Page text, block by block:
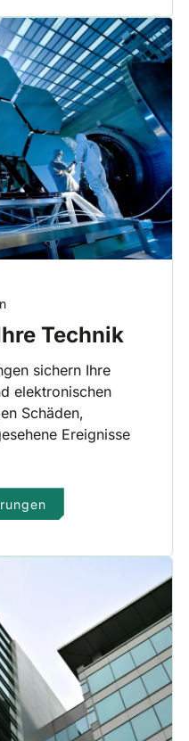
Technik
sichern Ihre
elektronischen
Schäden,
Ereignisse